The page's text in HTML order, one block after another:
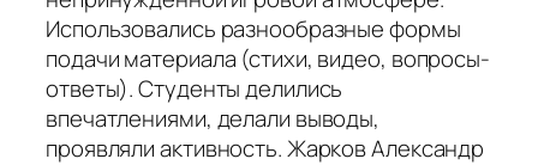
Использовались разнообразные формы
подачи материала (стихи, видео, вопросы-
ответы). Студенты делились
впечатлениями, делали выводы,
проявляли активность. Жарков Александр